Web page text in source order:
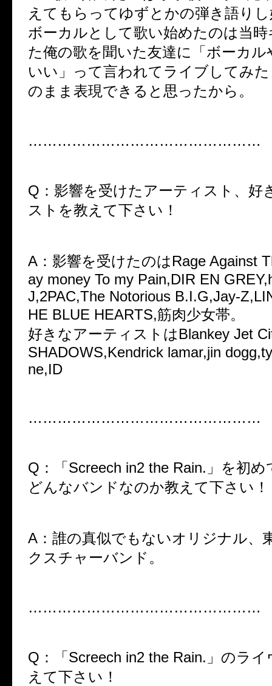
えてもらってゆずとかの弾き語り
ボーカルとして歌い始めたのは当
た俺の歌を聞いた友達に「ボーカ
いい」って言われてライブしてみ
のまま表現できると思ったから。
…………………………………………
Q：影響を受けたアーティスト、好
ストを教えて下さい！
A：影響を受けたのはRage Against
ay money To my Pain,DIR EN
J,2PAC,The Notorious B.I.G,Jay-
HE BLUE HEARTS,筋肉少女帯。
好きなアーティストはBlankey Jet
SHADOWS,Kendrick lamar,jin
ne,ID
…………………………………………
Q：「Screech in2 the Rain.」を初
どんなバンドなのか教えて下さい！
A：誰の真似でもないオリジナル、
クスチャーバンド。
…………………………………………
Q：「Screech in2 the Rain.」のラ
えて下さい！